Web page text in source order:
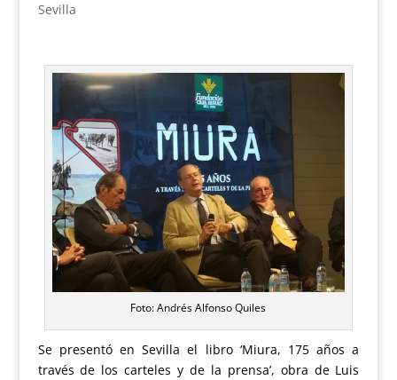
Sevilla
Foto: Andrés Alfonso Quiles
Se presentó en Sevilla el libro ‘Miura, 175 años a
través de los carteles y de la prensa’, obra de Luis